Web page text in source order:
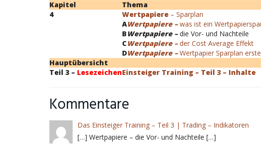
Kapitel
Thema
4
Wertpapiere – Sparplan
AWertpapiere –was ist ein
BWertpapiere –die Vor- und Nachteile
CWertpapiere –der Cost Average Effekt
DWertpapiere –Wertpapier Sparplan
Hauptübersicht
Teil 3 – LesezeichenEinsteiger Training – Teil 3 – Inhalte
Kommentare
Das Einsteiger Training – Teil 3 | Trading – Indikatoren
[…] Wertpapiere – die Vor- und Nachteile […]